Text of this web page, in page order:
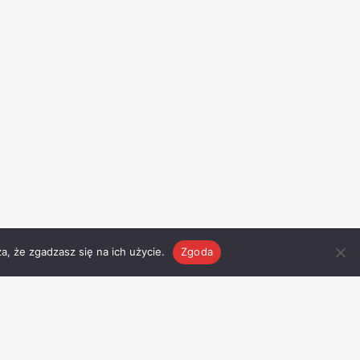
że zgadzasz się na ich użycie. Zgoda